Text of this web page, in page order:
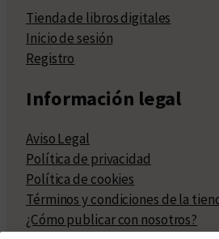
Tienda de libros digitales
Inicio de sesión
Registro
Información legal
Aviso Legal
Política de privacidad
Política de cookies
Términos y condiciones de la
¿Cómo publicar con nosotros?